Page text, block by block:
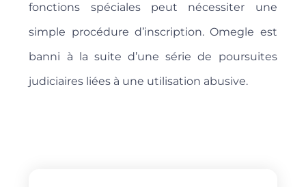
fonctions spéciales peut nécessiter une
simple procédure d’inscription. Omegle est
banni à la suite d’une série de poursuites
judiciaires liées à une utilisation abusive.